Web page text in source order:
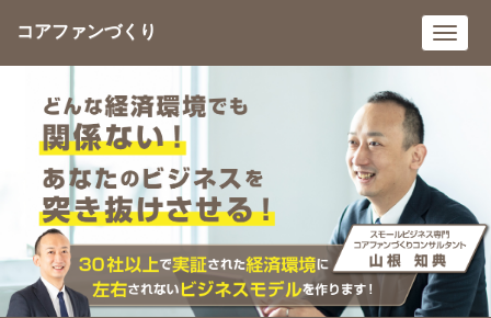
コアファンづくり